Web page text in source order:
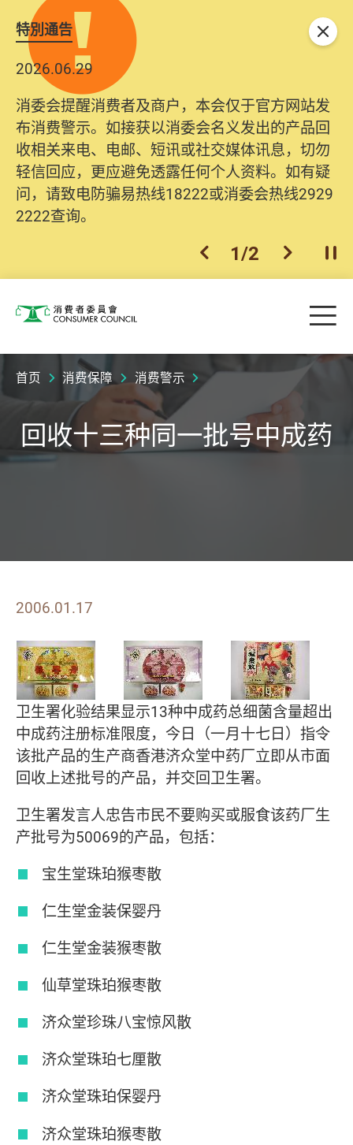
特別通告
2026.06.29
消委会提醒消费者及商户，本会仅于官方网站发
布消费警示。如接获以消委会名义发出的产品回
收相关来电、电邮、短讯或社交媒体讯息，切勿
轻信回应，更应避免透露任何个人资料。如有疑
问，请致电防骗易热线18222或消委会热线2929
2222查询。
上一个
1/2 下一个开
关闭
消费者委员会 目
首页 消费保障 消费警示
回收十三种同一批号中成药
2006.01.17
卫生署化验结果显示13种中成药总细菌含量超出
中成药注册标准限度，今日（一月十七日）指令
该批产品的生产商香港济众堂中药厂立即从市面
回收上述批号的产品，并交回卫生署。
卫生署发言人忠告市民不要购买或服食该药厂生
产批号为50069的产品，包括：
宝生堂珠珀猴枣散
仁生堂金装保婴丹
仁生堂金装猴枣散
仙草堂珠珀猴枣散
济众堂珍珠八宝惊风散
济众堂珠珀七厘散
济众堂珠珀保婴丹
济众堂珠珀猴枣散